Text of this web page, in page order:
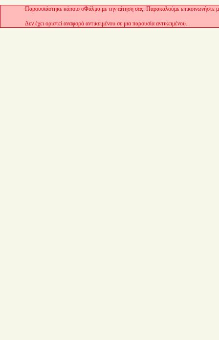
Παρουσιάστηκε κάποιο σΦάλμα με την αίτηση σας. Παρακαλούμε επικοινωνήστε
Δεν έχει οριστεί αναφορά αντικειμένου σε μια παρουσία αντικειμένου..